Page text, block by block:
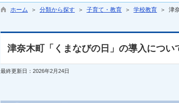
ホーム ＞ 分類から探す ＞ 子育て・教育 ＞ 学校教育 ＞ 津
津奈木町「くまなびの日」の導入につい
最終更新日：2026年2月24日